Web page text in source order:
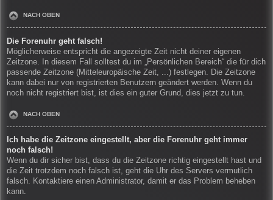
NACH OBEN
Die Forenuhr geht falsch!
Möglicherweise entspricht die angezeigte Zeit nicht deiner eigenen
Zeitzone. In diesem Fall solltest du im „Persönlichen Bereich“ die für dich
passende Zeitzone (Mitteleuropäische Zeit, ...) festlegen. Die Zeitzone
kann dabei nur von registrierten Benutzern geändert werden. Wenn du
noch nicht registriert bist, ist dies ein guter Grund, dies jetzt zu tun.
NACH OBEN
Ich habe die Zeitzone eingestellt, aber die Forenuhr geht immer
noch falsch!
Wenn du dir sicher bist, dass du die Zeitzone richtig eingestellt hast und
die Zeit trotzdem noch falsch ist, geht die Uhr des Servers vermutlich
falsch. Kontaktiere einen Administrator, damit er das Problem beheben
kann.